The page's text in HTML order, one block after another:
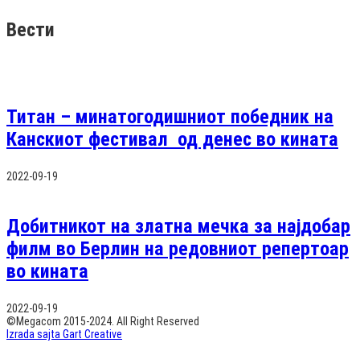
Вести
Титан – минатогодишниот победник на
Канскиот фестивал од денес во кината
2022-09-19
Добитникот на златна мечка за најдобар
филм во Берлин на редовниот репертоар
во кината
2022-09-19
©Megacom 2015-2024. All Right Reserved
Izrada sajta Gart Creative